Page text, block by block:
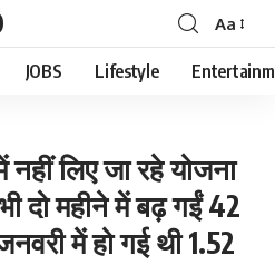
Font
Resizer
Aa
JOBS Lifestyle
लिए जा रहे योजना
दो महीने में बढ़ गईं 42
में हो गई थी 1.52